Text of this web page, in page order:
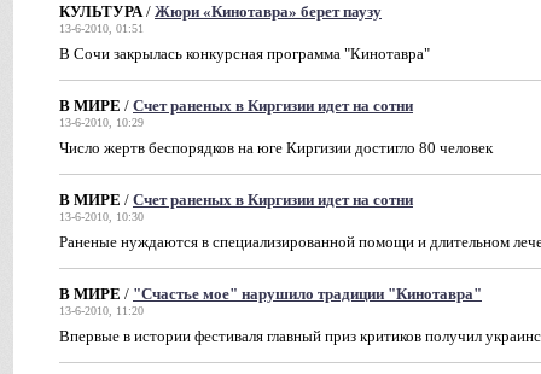
КУЛЬТУРА/ Жюри «Кинотавра» берет паузу
13-6-2010, 01:51
В Сочи закрылась конкурсная программа "Кинотавра"
В МИРЕ / Счет раненых в Киргизии идет на сотни
13-6-2010, 10:29
Число жертв беспорядков на юге Киргизии достигло 80 человек
В МИРЕ / Счет раненых в Киргизии идет на сотни
13-6-2010, 10:30
Раненые нуждаются в специализированной помощи и длительном
В МИРЕ / "Счастье мое" нарушило традиции "Кинотавра"
13-6-2010, 11:20
Впервые в истории фестиваля главный приз критиков получил